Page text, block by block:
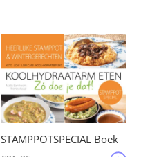
STAMPPOTSPECIAL Boek